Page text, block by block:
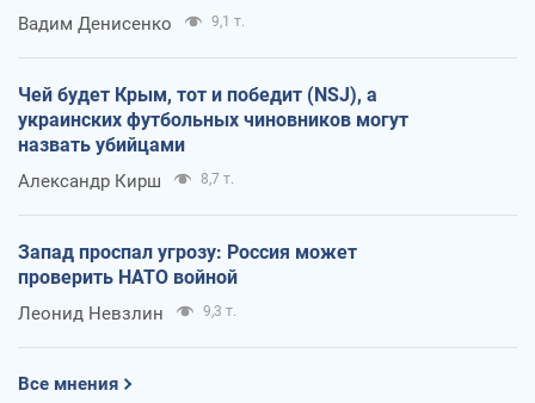
Вадим Денисенко 9,1 т.
Чей будет Крым, тот и победит (NSJ), а
украинских футбольных чиновников могут
назвать убийцами
Александр Кирш 8,7 т.
Запад проспал угрозу: Россия может
проверить НАТО войной
Леонид Невзлин 9,3 т.
Все мнения